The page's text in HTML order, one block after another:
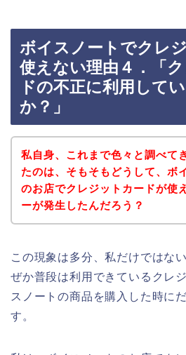
ボイスノートでクレ
使えない理由４．「
ドの不正に利用して
か？」
私自身、これまで色々と調べて
たのは、そもそもどうして、ボ
のお店でクレジットカードが使
ーが発生したんだろう？
この現象は多分、私だけではな
ぜか普段は利用できているクレ
スノートの商品を購入した時に
す。